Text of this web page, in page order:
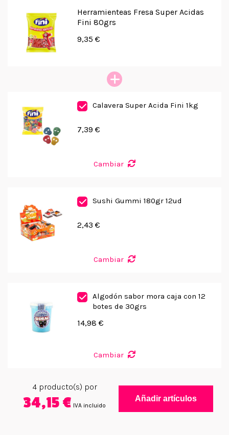
Herramienteas Fresa Super Acidas
Fini 80grs
9,35 €
Calavera Super Acida Fini 1kg
7,39 €
Cambiar
Sushi Gummi 180gr 12ud
2,43 €
Cambiar
Algodón sabor mora caja con 12
botes de 30grs
14,98 €
Cambiar
4producto(s) por
34,15 € IVA incluido
Añadir artículos